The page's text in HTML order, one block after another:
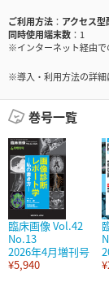
ご利用方法
アクセス型
同時使用端末数
1
※インターネット経由で
※導入・利用方法の詳細
巻号一覧
臨床画像 Vol.42
No.13
2026年4月増刊号
¥5,940